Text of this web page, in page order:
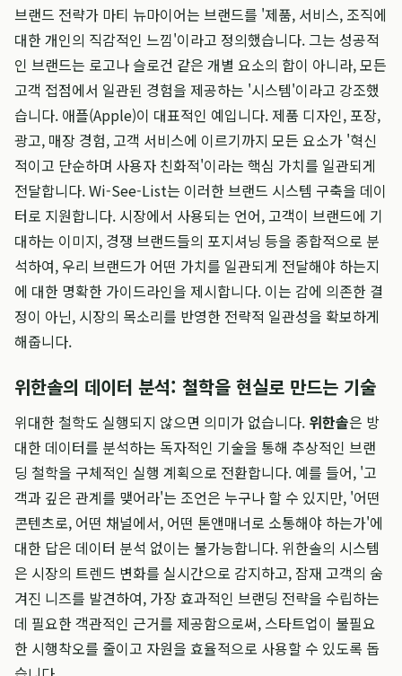
브랜드 전략가 마티 뉴마이어는 브랜드를 '제품, 서비스, 조직에
대한 개인의 직감적인 느낌'이라고 정의했습니다. 그는 성공적
인 브랜드는 로고나 슬로건 같은 개별 요소의 합이 아니라, 모든
고객 접점에서 일관된 경험을 제공하는 '시스템'이라고 강조했
습니다. 애플(Apple)이 대표적인 예입니다. 제품 디자인, 포장,
광고, 매장 경험, 고객 서비스에 이르기까지 모든 요소가 '혁신
적이고 단순하며 사용자 친화적'이라는 핵심 가치를 일관되게
전달합니다. Wi-See-List는 이러한 브랜드 시스템 구축을 데이
터로 지원합니다. 시장에서 사용되는 언어, 고객이 브랜드에 기
대하는 이미지, 경쟁 브랜드들의 포지셔닝 등을 종합적으로 분
석하여, 우리 브랜드가 어떤 가치를 일관되게 전달해야 하는지
에 대한 명확한 가이드라인을 제시합니다. 이는 감에 의존한 결
정이 아닌, 시장의 목소리를 반영한 전략적 일관성을 확보하게
해줍니다.
위한솔의 데이터 분석: 철학을 현실로 만드는 기술
위대한 철학도 실행되지 않으면 의미가 없습니다. 위한솔은 방
대한 데이터를 분석하는 독자적인 기술을 통해 추상적인 브랜
딩 철학을 구체적인 실행 계획으로 전환합니다. 예를 들어, '고
객과 깊은 관계를 맺어라'는 조언은 누구나 할 수 있지만, '어떤
콘텐츠로, 어떤 채널에서, 어떤 톤앤매너로 소통해야 하는가'에
대한 답은 데이터 분석 없이는 불가능합니다. 위한솔의 시스템
은 시장의 트렌드 변화를 실시간으로 감지하고, 잠재 고객의 숨
겨진 니즈를 발견하여, 가장 효과적인 브랜딩 전략을 수립하는
데 필요한 객관적인 근거를 제공함으로써, 스타트업이 불필요
한 시행착오를 줄이고 자원을 효율적으로 사용할 수 있도록 돕